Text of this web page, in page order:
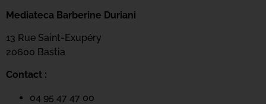
Mediateca Barberine Duriani
13 Rue Saint-Exupéry
20600 Bastia
Contact :
04 95 47 47 00